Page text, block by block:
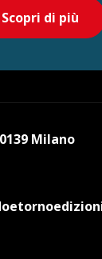
Scopri di più
Milano